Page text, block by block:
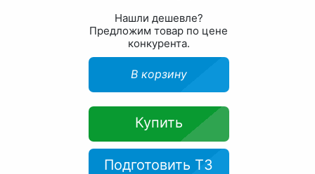
Нашли дешевле?
Предложим товар по цене
конкурента.
В корзину
Купить
Подготовить ТЗ